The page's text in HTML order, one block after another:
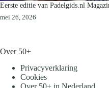
Eerste editie van Padelgids.nl
mei 26, 2026
Over 50+
Privacyverklaring
Cookies